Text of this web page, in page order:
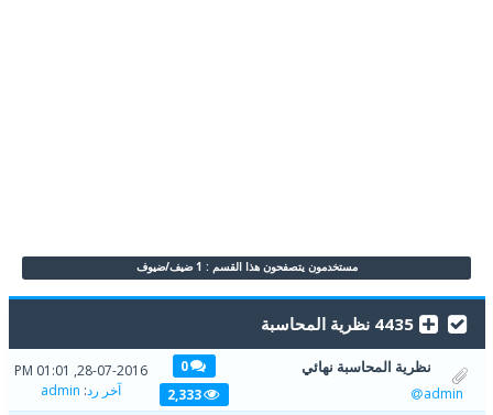
مستخدمون يتصفحون هذا القسم : 1 ضيف/ضيوف
4435 نظرية المحاسبة
نظرية المحاسبة نهائي
admin
0
2,333
28-07-2016, 01:01 PM
آخر رد:
admin